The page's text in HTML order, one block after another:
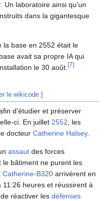
. Un laboratoire ainsi qu'un
dans la gigantesque
la base en 2552 était le
avait sa propre IA qui
le 30 août. [7]
le wikicode ]
d'étudier et préserver
ci. En juillet 2552 , les
docteur Catherine Halsey.
assaut des forces
le bâtiment ne purent les
Catherine-B320 arrivèrent en
heures et réussirent à
réactiver les défenses